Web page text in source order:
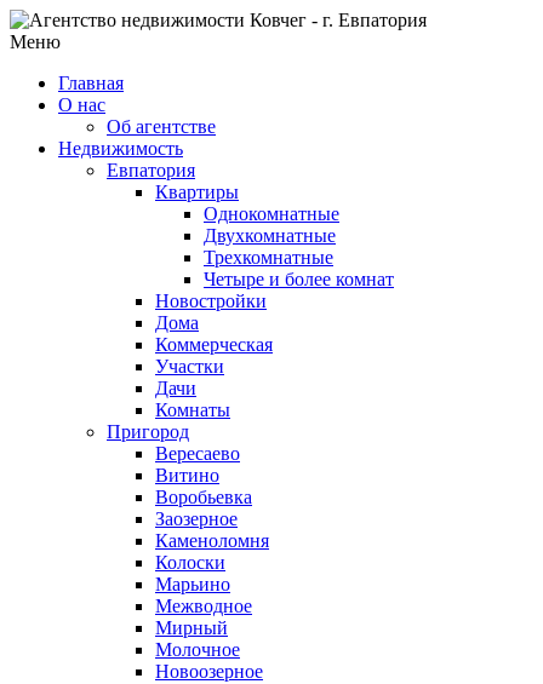
Меню
Главная
О нас
Об агентстве
Недвижимость
Евпатория
Квартиры
Однокомнатные
Двухкомнатные
Трехкомнатные
Четыре и более комнат
Новостройки
Дома
Коммерческая
Участки
Дачи
Комнаты
Пригород
Вересаево
Витино
Воробьевка
Заозерное
Каменоломня
Колоски
Марьино
Межводное
Мирный
Молочное
Новоозерное